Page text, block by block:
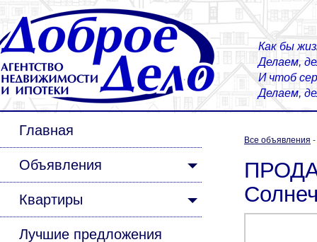
Как бы
Делаем,
И чтоб
Делаем,
Главная
Объявления
Квартиры
Лучшие предложения
Все объявления -